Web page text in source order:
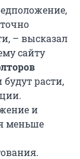
– высказал
сайту
расти,
и
меньше